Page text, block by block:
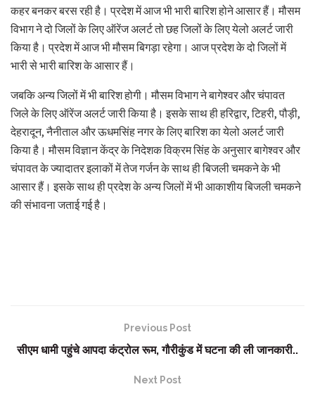
कहर बनकर बरस रही है। प्रदेश में आज भी भारी बारिश होने आसार हैं। मौसम
विभाग ने दो जिलों के लिए ऑरेंज अलर्ट तो छह जिलों के लिए येलो अलर्ट जारी
किया है। प्रदेश में आज भी मौसम बिगड़ा रहेगा। आज प्रदेश के दो जिलों में
भारी से भारी बारिश के आसार हैं।
जबकि अन्य जिलों में भी बारिश होगी। मौसम विभाग ने बागेश्वर और चंपावत
जिले के लिए ऑरेंज अलर्ट जारी किया है। इसके साथ ही हरिद्वार, टिहरी, पौड़ी,
देहरादून, नैनीताल और ऊधमसिंह नगर के लिए बारिश का येलो अलर्ट जारी
किया है। मौसम विज्ञान केंद्र के निदेशक विक्रम सिंह के अनुसार बागेश्वर और
चंपावत के ज्यादातर इलाकों में तेज गर्जन के साथ ही बिजली चमकने के भी
आसार हैं। इसके साथ ही प्रदेश के अन्य जिलों में भी आकाशीय बिजली चमकने
की संभावना जताई गई है।
Previous Post
सीएम धामी पहुंचे आपदा कंट्रोल रूम, गौरीकुंड में घटना की ली जानकारी..
Next Post